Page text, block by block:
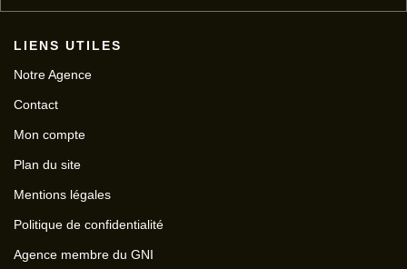
LIENS UTILES
Notre Agence
Contact
Mon compte
Plan du site
Mentions légales
Politique de confidentialité
Agence membre du GNI